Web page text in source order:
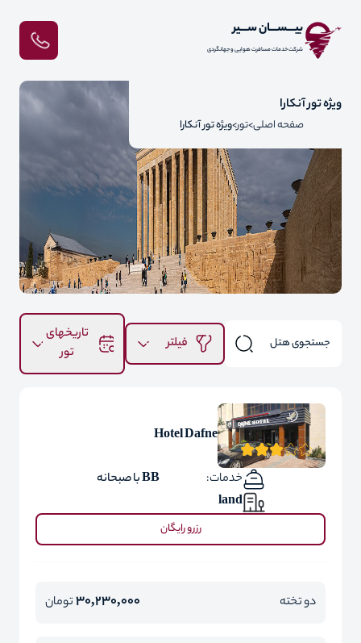
بیـــســـان ســـیر
شرکت خدمات مسافرت هوایی و جهانگردی
ویژه تور آنکارا
صفحه اصلی تور ویژه تور آنکارا
فیلتر
تاریخهای
تور
Hotel Dafne
خدمات:
BB با صبحانه
land
رزرو رایگان
دو تخته 30,230,000تومان